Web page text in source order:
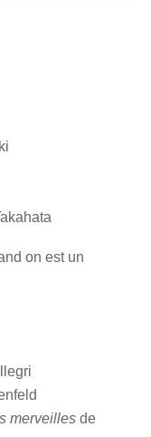
on est un
merveillesde